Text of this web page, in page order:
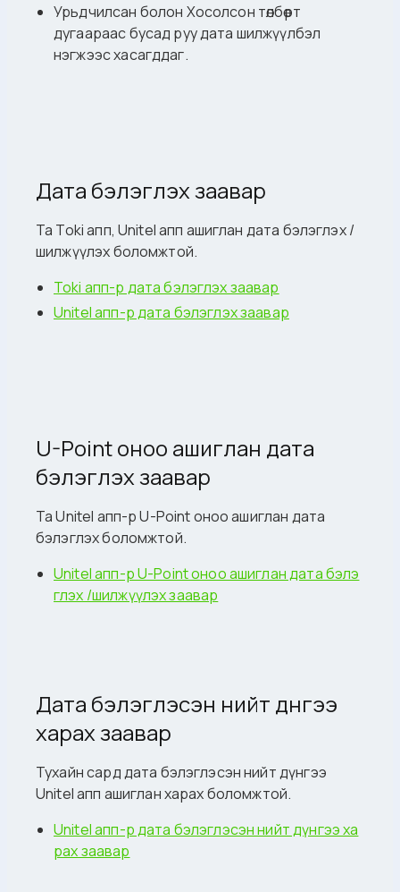
Урьдчилсан болон Хосолсон төлбөрт
дугаараас бусад руу дата шилжүүлбэл
нэгжээс хасагддаг.
Дата бэлэглэх заавар
Та Toki апп, Unitel апп ашиглан дата бэлэглэх /
шилжүүлэх боломжтой.
Toki апп-р дата бэлэглэх заавар
Unitel апп-р дата бэлэглэх заавар
U-Point оноо ашиглан дата
бэлэглэх заавар
Та Unitel апп-р U-Point оноо ашиглан дата
бэлэглэх боломжтой.
Unitel апп-р U-Point оноо ашиглан дата бэлэ
глэх /шилжүүлэх заавар
Дата бэлэглэсэн нийт дүнгээ
харах заавар
Тухайн сард дата бэлэглэсэн нийт дүнгээ
Unitel апп ашиглан харах боломжтой.
Unitel апп-р дата бэлэглэсэн нийт дүнгээ ха
рах заавар